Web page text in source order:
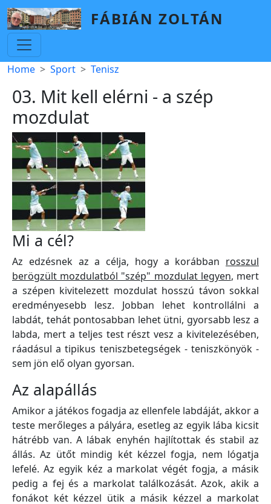
Skip to main content
FÁBIÁN ZOLTÁN
Breadcrumb
Home Sport Tenisz
03. Mit kell elérni - a szép
mozdulat
Mi a cél?
Az edzésnek az a célja, hogy a korábban rosszul
berögzült mozdulatból "szép" mozdulat legyen, mert
a szépen kivitelezett mozdulat hosszú távon sokkal
eredményesebb lesz. Jobban lehet kontrollálni a
labdát, tehát pontosabban lehet ütni, gyorsabb lesz a
labda, mert a teljes test részt vesz a kivitelezésében,
ráadásul a tipikus teniszbetegségek - teniszkönyök -
sem jön elő olyan gyorsan.
Az alapállás
Amikor a játékos fogadja az ellenfele labdáját, akkor a
teste merőleges a pályára, esetleg az egyik lába kicsit
hátrébb van. A lábak enyhén hajlítottak és stabil az
állás. Az ütőt mindig két kézzel fogja, nem lógatja
lefelé. Az egyik kéz a markolat végét fogja, a másik
pedig a fej és a markolat találkozását. Azok, akik a
fonákot két kézzel ütik a másik kézzel a markolat